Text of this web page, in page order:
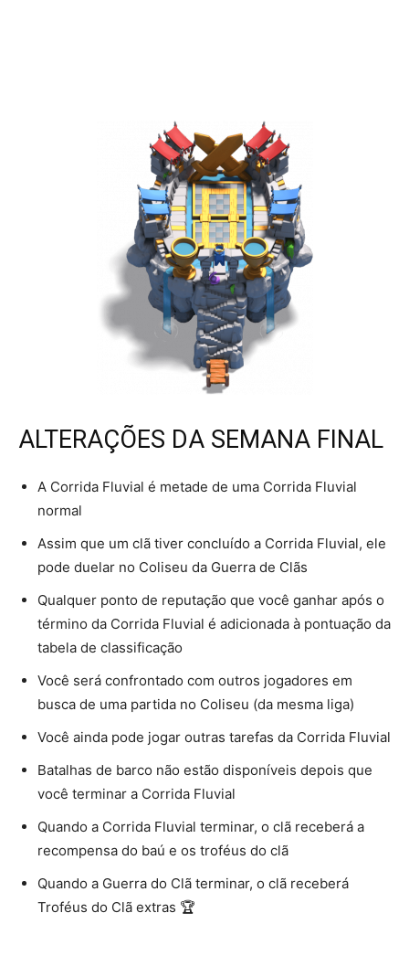
ALTERAÇÕES DA SEMANA FINAL
A Corrida Fluvial é metade de uma Corrida Fluvial
normal
Assim que um clã tiver concluído a Corrida Fluvial, ele
pode duelar no Coliseu da Guerra de Clãs
Qualquer ponto de reputação que você ganhar após o
término da Corrida Fluvial é adicionada à pontuação da
tabela de classificação
Você será confrontado com outros jogadores em
busca de uma partida no Coliseu (da mesma liga)
Você ainda pode jogar outras tarefas da Corrida Fluvial
Batalhas de barco não estão disponíveis depois que
você terminar a Corrida Fluvial
Quando a Corrida Fluvial terminar, o clã receberá a
recompensa do baú e os troféus do clã
Quando a Guerra do Clã terminar, o clã receberá
Troféus do Clã extras 🏆